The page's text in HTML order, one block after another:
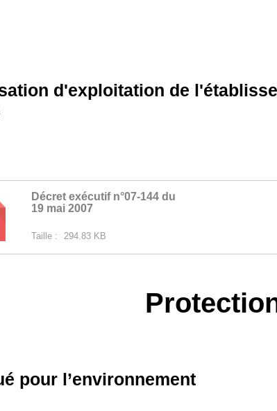
d'exploitation de
Décret exécutif n°07-144 du
19 mai 2007
Taille : 294.83 KB
pour l’environnement